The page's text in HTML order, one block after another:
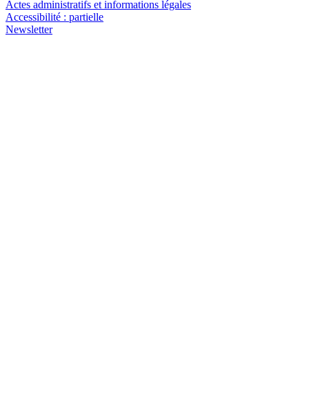
Actes administratifs et informations légales
Accessibilité : partielle
Newsletter